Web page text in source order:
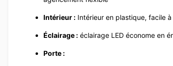
Intérieur : Intérieur en plastique, facile
Éclairage : éclairage LED économe en
Porte :